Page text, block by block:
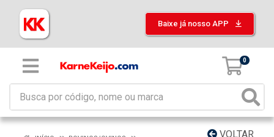
Baixe já nosso APP
0
VOLTAR